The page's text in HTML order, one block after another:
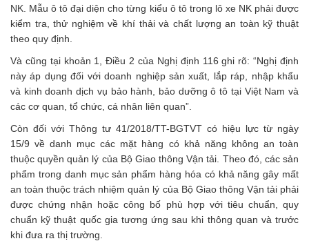
NK. Mẫu ô tô đại diện cho từng kiểu ô tô trong lô xe NK phải được
kiểm tra, thử nghiệm về khí thải và chất lượng an toàn kỹ thuật
theo quy định.
Và cũng tại khoản 1, Điều 2 của Nghị định 116 ghi rõ: “Nghị định
này áp dụng đối với doanh nghiệp sản xuất, lắp ráp, nhập khẩu
và kinh doanh dịch vụ bảo hành, bảo dưỡng ô tô tại Việt Nam và
các cơ quan, tổ chức, cá nhân liên quan”.
Còn đối với Thông tư 41/2018/TT-BGTVT có hiệu lực từ ngày
15/9 về danh mục các mặt hàng có khả năng không an toàn
thuộc quyền quản lý của Bộ Giao thông Vận tải. Theo đó, các sản
phẩm trong danh mục sản phẩm hàng hóa có khả năng gây mất
an toàn thuộc trách nhiệm quản lý của Bộ Giao thông Vận tải phải
được chứng nhận hoặc công bố phù hợp với tiêu chuẩn, quy
chuẩn kỹ thuật quốc gia tương ứng sau khi thông quan và trước
khi đưa ra thị trường.